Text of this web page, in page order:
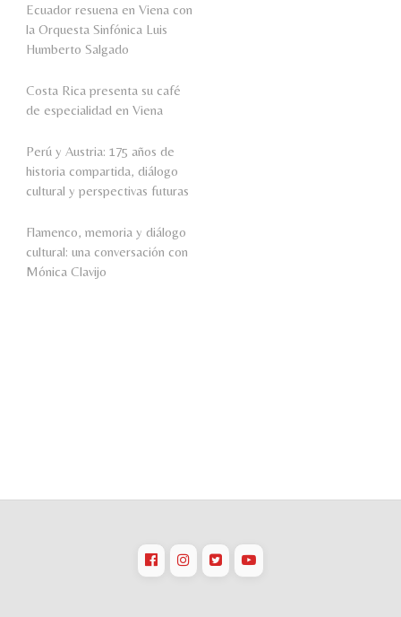
Ecuador resuena en Viena con
la Orquesta Sinfónica Luis
Humberto Salgado
Costa Rica presenta su café
de especialidad en Viena
Perú y Austria: 175 años de
historia compartida, diálogo
cultural y perspectivas futuras
Flamenco, memoria y diálogo
cultural: una conversación con
Mónica Clavijo